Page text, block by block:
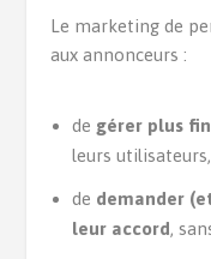
Le marketing de
aux annonceurs :
de gérer plus
leurs utilisateurs,
de demander
leur accord,